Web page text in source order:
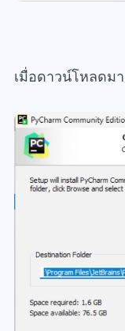
เมื่อดาวน์โหลดม